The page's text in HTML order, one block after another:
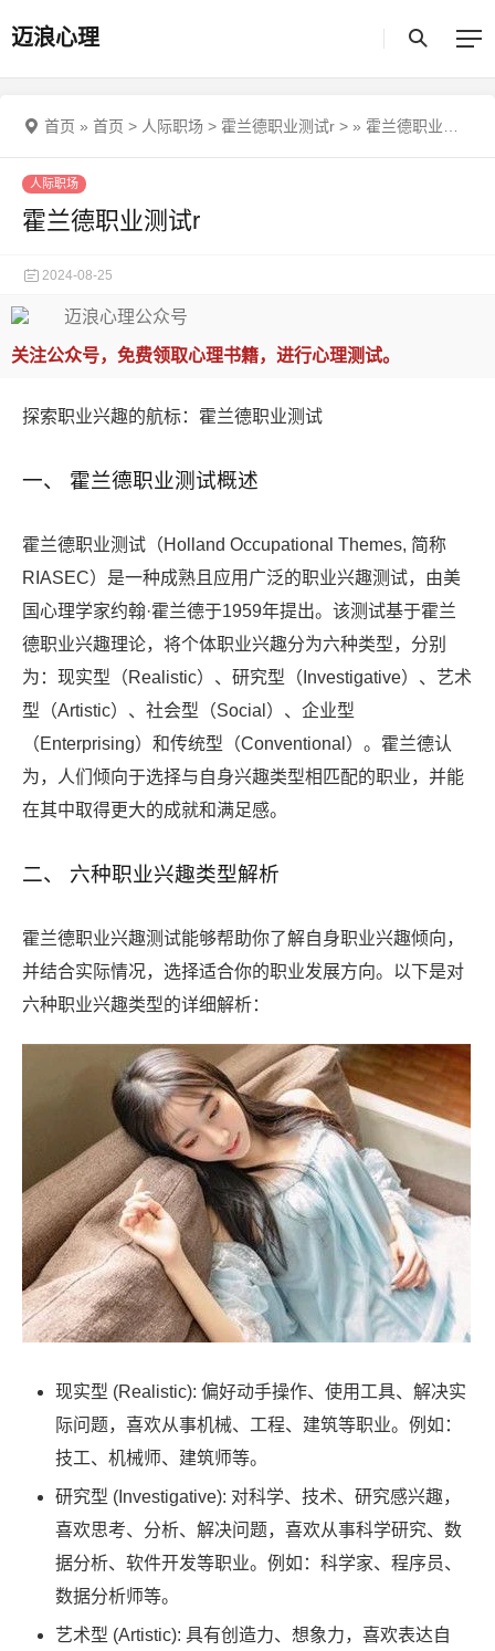
迈浪心理
首页 » 首页 > 人际职场 > 霍兰德职业测试r > » 霍兰德职业测试r
人际职场
霍兰德职业测试r
2024-08-25
关注公众号，免费领取心理书籍，进行心理测试。
探索职业兴趣的航标：霍兰德职业测试
一、 霍兰德职业测试概述
霍兰德职业测试（Holland Occupational Themes, 简称
RIASEC）是一种成熟且应用广泛的职业兴趣测试，由美
国心理学家约翰·霍兰德于1959年提出。该测试基于霍兰
德职业兴趣理论，将个体职业兴趣分为六种类型，分别
为：现实型（Realistic）、研究型（Investigative）、艺术
型（Artistic）、社会型（Social）、企业型
（Enterprising）和传统型（Conventional）。霍兰德认
为，人们倾向于选择与自身兴趣类型相匹配的职业，并能
在其中取得更大的成就和满足感。
二、 六种职业兴趣类型解析
霍兰德职业兴趣测试能够帮助你了解自身职业兴趣倾向，
并结合实际情况，选择适合你的职业发展方向。以下是对
六种职业兴趣类型的详细解析：
现实型 (Realistic): 偏好动手操作、使用工具、解决实
际问题，喜欢从事机械、工程、建筑等职业。例如：
技工、机械师、建筑师等。
研究型 (Investigative): 对科学、技术、研究感兴趣，
喜欢思考、分析、解决问题，喜欢从事科学研究、数
据分析、软件开发等职业。例如：科学家、程序员、
数据分析师等。
艺术型 (Artistic): 具有创造力、想象力，喜欢表达自